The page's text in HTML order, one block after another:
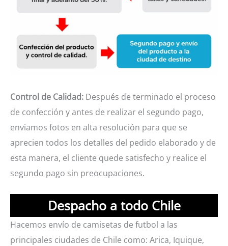
Control de Calidad: Después de terminado el proceso
de confección y antes de realizar el segundo pago,
enviamos fotos en alta resolución para que se
aprecien todos los detalles del pedido elaborado y de
esta manera, el cliente quede satisfecho y realice el
segundo pago sin preocupaciones.
Despacho a todo Chile
Hacemos envío de camisetas de futbol a las
principales ciudades de Chile como: Arica, Iquique,